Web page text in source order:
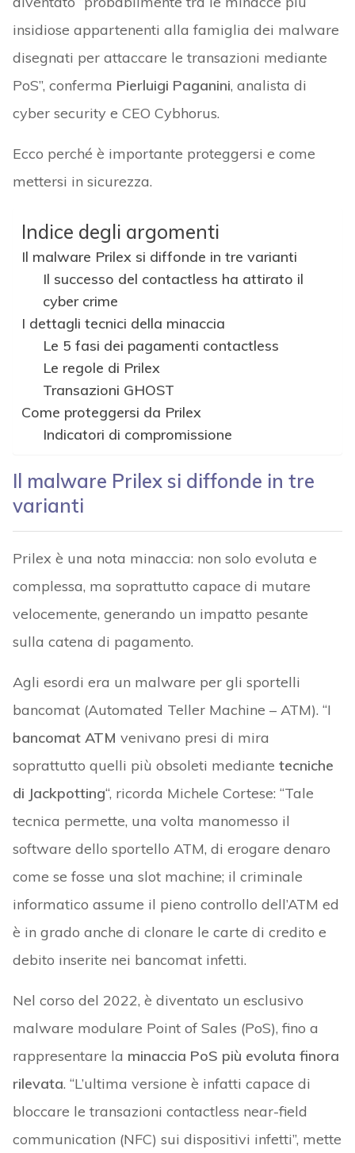
insidiose appartenenti alla famiglia dei malware
disegnati per attaccare le transazioni mediante
PoS”, conferma Pierluigi Paganini, analista di
cyber security e CEO Cybhorus.
Ecco perché è importante proteggersi e come
mettersi in sicurezza.
Indice degli argomenti
Il malware Prilex si diffonde in tre varianti
Il successo del contactless ha attirato il
cyber crime
I dettagli tecnici della minaccia
Le 5 fasi dei pagamenti contactless
Le regole di Prilex
Transazioni GHOST
Come proteggersi da Prilex
Indicatori di compromissione
Il malware Prilex si diffonde in tre
varianti
Prilex è una nota minaccia: non solo evoluta e
complessa, ma soprattutto capace di mutare
velocemente, generando un impatto pesante
sulla catena di pagamento.
Agli esordi era un malware per gli sportelli
bancomat (Automated Teller Machine – ATM). “I
bancomat ATM venivano presi di mira
soprattutto quelli più obsoleti mediante tecniche
di Jackpotting“, ricorda Michele Cortese: “Tale
tecnica permette, una volta manomesso il
software dello sportello ATM, di erogare denaro
come se fosse una slot machine; il criminale
informatico assume il pieno controllo dell’ATM ed
è in grado anche di clonare le carte di credito e
debito inserite nei bancomat infetti.
Nel corso del 2022, è diventato un esclusivo
malware modulare Point of Sales (PoS), fino a
rappresentare la minaccia PoS più evoluta finora
rilevata. “L’ultima versione è infatti capace di
bloccare le transazioni contactless near-field
communication (NFC) sui dispositivi infetti”, mette